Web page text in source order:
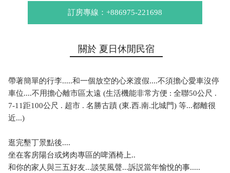
訂房專線：+886975-221698
關於 夏日休閒民宿
帶著簡單的行李.....和一個放空的心來渡假....不須擔心愛車沒停
車位....不用擔心離市區太遠 (生活機能非常方便 : 全聯50公尺 .
7-11距100公尺 . 超市 . 名勝古蹟 (東.西.南.北城門) 等...都離很
近...)
逛完墾丁景點後....
坐在客房陽台或烤肉專區的啤酒椅上..
和你的家人與三五好友...談笑風聲...訴説當年愉悅的事.....